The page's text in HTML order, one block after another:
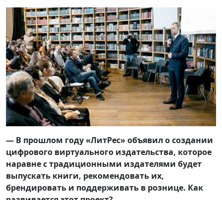
— В прошлом году «ЛитРес» объявил о создании
цифрового виртуального издательства, которое
наравне с традиционными издателями будет
выпускать книги, рекомендовать их,
брендировать и поддерживать в рознице. Как